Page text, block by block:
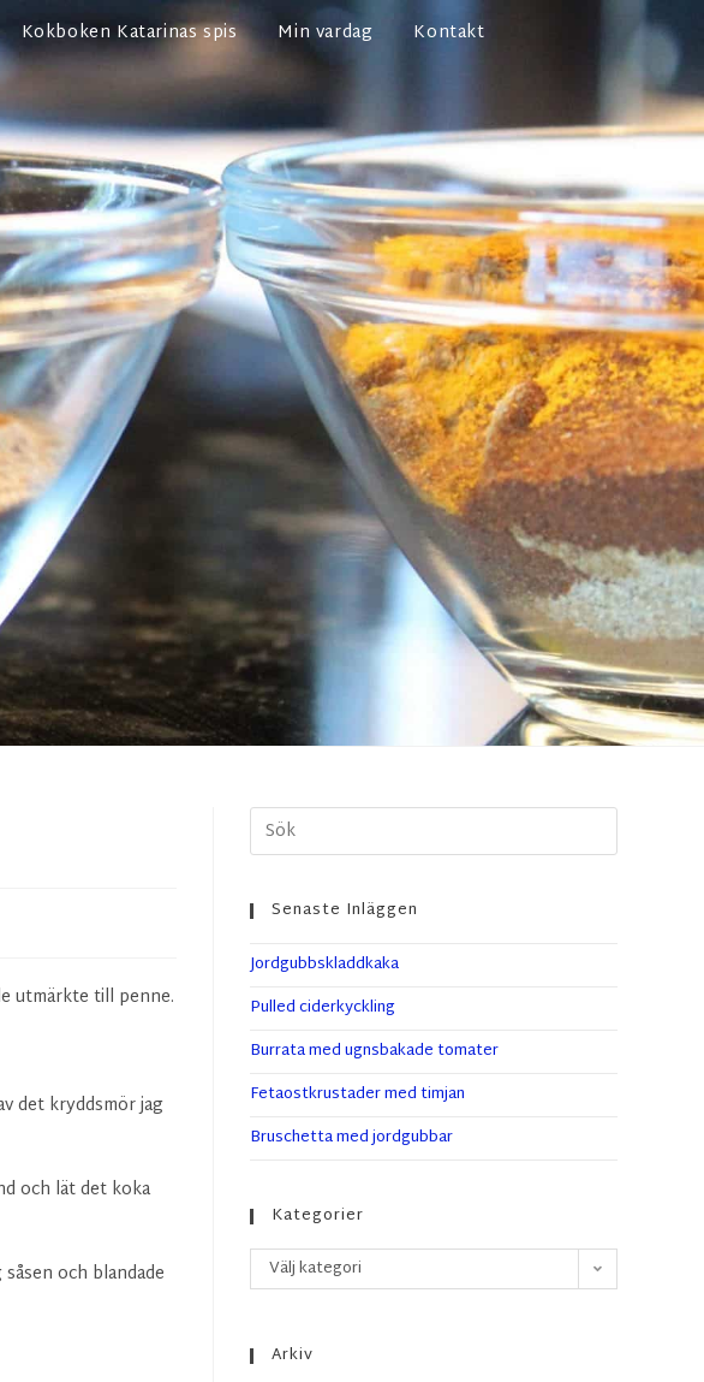
Kokboken Katarinas spis Min vardag Kontakt
utmärkte till penne.
det kryddsmör jag
och lät det koka
och blandade
Senaste Inläggen
Jordgubbskladdkaka
Pulled ciderkyckling
Burrata med ugnsbakade tomater
Fetaostkrustader med timjan
Bruschetta med jordgubbar
Kategorier
Välj kategori
Arkiv